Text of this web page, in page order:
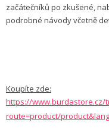
začátečníků po zkušené,
podrobné návody včetně
Koupíte zde:
https://www.burdastore.cz/
route=product/